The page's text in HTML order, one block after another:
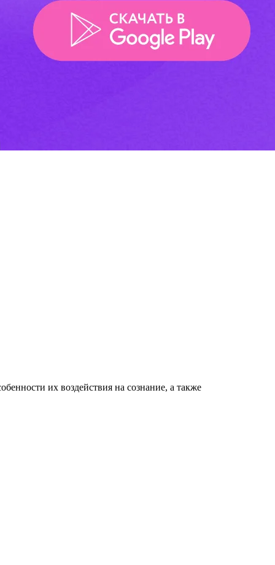
их воздействия на сознание, а также